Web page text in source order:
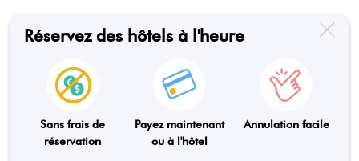
Réservez des hôtels à l'heure
Sans frais de
réservation
Payez maintenant
ou à l'hôtel
Annulation facile